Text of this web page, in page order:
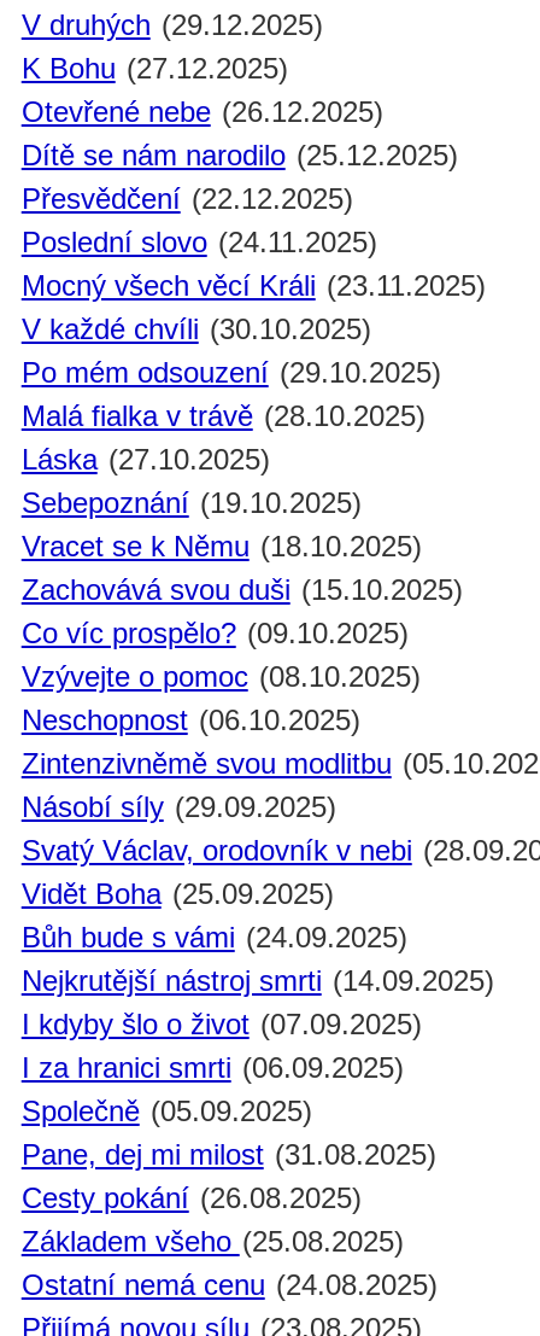
V druhých (29.12.2025)
K Bohu (27.12.2025)
Otevřené nebe (26.12.2025)
Dítě se nám narodilo (25.12.2025)
Přesvědčení (22.12.2025)
Poslední slovo (24.11.2025)
Mocný všech věcí Králi (23.11.2025)
V každé chvíli (30.10.2025)
Po mém odsouzení (29.10.2025)
Malá fialka v trávě (28.10.2025)
Láska (27.10.2025)
Sebepoznání (19.10.2025)
Vracet se k Němu (18.10.2025)
Zachovává svou duši (15.10.2025)
Co víc prospělo? (09.10.2025)
Vzývejte o pomoc (08.10.2025)
Neschopnost (06.10.2025)
Zintenzivněmě svou modlitbu
Násobí síly (29.09.2025)
Svatý Václav, orodovník v nebi
Vidět Boha (25.09.2025)
Bůh bude s vámi (24.09.2025)
Nejkrutější nástroj smrti (14.09.2025)
I kdyby šlo o život (07.09.2025)
I za hranici smrti (06.09.2025)
Společně (05.09.2025)
Pane, dej mi milost (31.08.2025)
Cesty pokání (26.08.2025)
Základem všeho (25.08.2025)
Ostatní nemá cenu (24.08.2025)
Přijímá novou sílu (23.08.2025)